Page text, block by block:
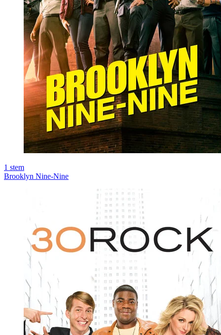
1 stem
Brooklyn Nine-Nine